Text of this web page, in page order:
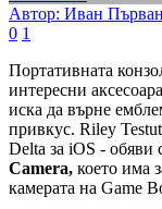
Автор: Иван
0 1
Портативната
интересни
иска да върне
привкус. Riley
Delta за iOS - обяви
Camera, което има
камерата на Game